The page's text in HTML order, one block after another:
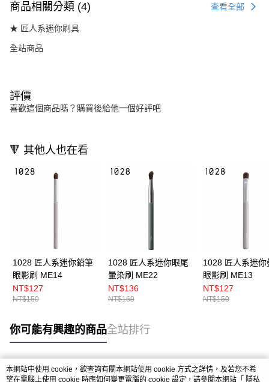
商品相關分類 (4) 查看全部
★ 匠人系迷你刷具
全站商品
評價
喜歡這個商品嗎？購買後給他一個好評吧
🔻 其他人也在看
1028 匠人系迷你鉛筆
眼影刷 ME14
NT$127
NT$150
1028 匠人系迷你眼尾
暈染刷 ME22
NT$136
NT$160
1028 匠人系迷你
眼影刷 ME13
NT$127
NT$150
你可能有興趣的商品全站排行
熱門標籤
本網站中使用 cookie，欲查詢有關本網站使用 cookie 方式之詳情，及若您不希
望在電腦上使用 cookie 時應如何變更電腦的 cookie 設定，請參閱本網站「 隱私